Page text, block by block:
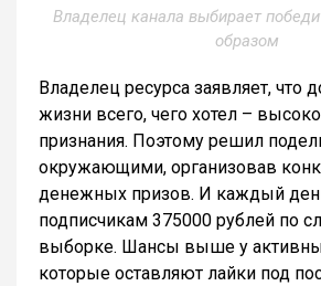
Владелец канала выбирает
образом
Владелец ресурса заявляет, что
жизни всего, чего хотел –
признания. Поэтому решил
окружающими, организовав
денежных призов. И каждый
подписчикам 375000 рублей по
выборке. Шансы выше у
которые оставляют лайки под